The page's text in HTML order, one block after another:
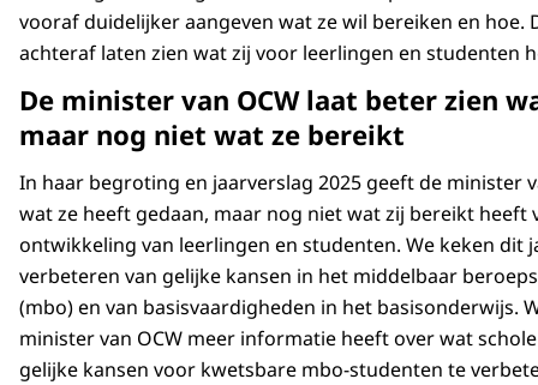
vooraf duidelijker aangeven wat ze wil bereiken en hoe.
achteraf laten zien wat zij voor leerlingen en studenten
De minister van OCW laat beter zien
maar nog niet wat ze bereikt
In haar begroting en jaarverslag 2025 geeft de minister
wat ze heeft gedaan, maar nog niet wat zij bereikt heeft
ontwikkeling van leerlingen en studenten. We keken dit
verbeteren van gelijke kansen in het middelbaar
(mbo) en van basisvaardigheden in het basisonderwijs.
minister van OCW meer informatie heeft over wat
gelijke kansen voor kwetsbare mbo-studenten te